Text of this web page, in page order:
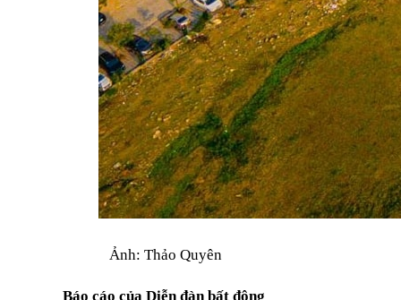
Ảnh: Thảo Quyên
Báo cáo của Diễn đàn bất động